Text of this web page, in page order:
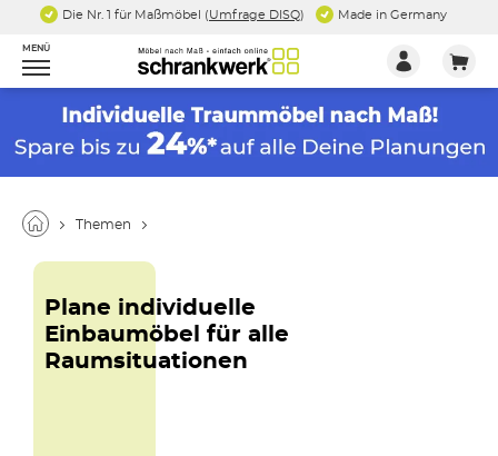
Die Nr. 1 für Maßmöbel (Umfrage DISQ) Made in Germany
MENÜ
Themen
Plane individuelle
Einbaumöbel für alle
Raumsituationen